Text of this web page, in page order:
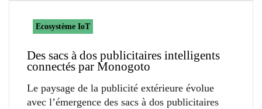
Ecosystème IoT
Des sacs à dos publicitaires intelligents
connectés par Monogoto
Le paysage de la publicité extérieure évolue
avec l’émergence des sacs à dos publicitaires